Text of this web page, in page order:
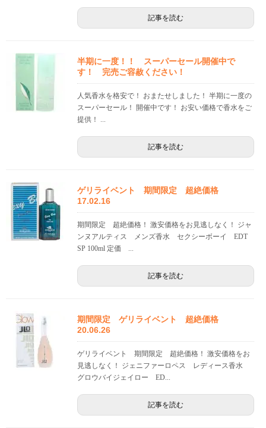
記事を読む
半期に一度！！ スーパーセール開催中で
す！ 完売ご容赦ください！
人気香水を格安で！ おまたせしました！ 半期に一度の
スーパーセール！ 開催中です！ お安い価格で香水をご
提供！ ...
記事を読む
ゲリライベント 期間限定 超絶価格
17.02.16
期間限定 超絶価格！ 激安価格をお見逃しなく！ ジャ
ンヌアルティス メンズ香水 セクシーボーイ EDT
SP 100ml 定価 ...
記事を読む
期間限定 ゲリライベント 超絶価格
20.06.26
ゲリライベント 期間限定 超絶価格！ 激安価格をお
見逃しなく！ ジェニファーロペス レディース香水
グロウバイジェイロー ED...
記事を読む